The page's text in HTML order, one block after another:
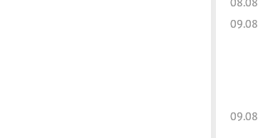
09.08
09.08